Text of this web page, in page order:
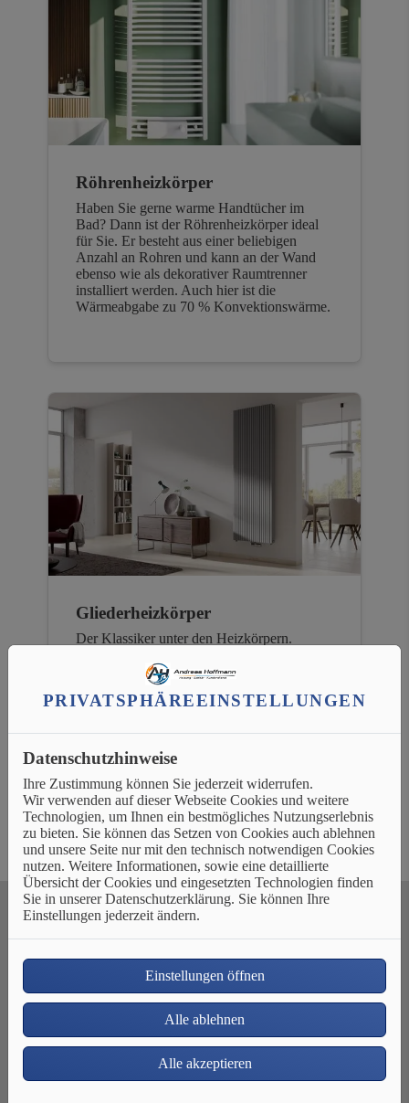
Röhrenheizkörper
Haben Sie gerne warme Handtücher im
Bad? Dann ist der Röhrenheizkörper ideal
für Sie. Er besteht aus einer beliebigen
Anzahl an Rohren und kann an der Wand
ebenso wie als dekorativer Raumtrenner
installiert werden. Auch hier ist die
Wärmeabgabe zu 70 % Konvektionswärme.
Gliederheizkörper
Der Klassiker unter den Heizkörpern.
aus einer beliebigen Anzahl genormter
Glieder. Diese Heizkörper können optimal
auf individuelle Anforderungen angepasst
70 % Konvektionswärme ab.
UNSER ANGEBOT FÜR SIE
PRIVATSPHÄRE­EINSTELLUNGEN
Datenschutzhinweise
Ihre Zustimmung können Sie jederzeit widerrufen.
Wir verwenden auf dieser Webseite Cookies und weitere
Technologien, um Ihnen ein bestmögliches Nutzungserlebnis
zu bieten. Sie können das Setzen von Cookies auch ablehnen
und unsere Seite nur mit den technisch notwendigen Cookies
nutzen. Weitere Informationen, sowie eine detaillierte
Übersicht der Cookies und eingesetzten Technologien finden
Sie in unserer Datenschutzerklärung. Sie können Ihre
Einstellungen jederzeit ändern.
Einstellungen öffnen
Alle ablehnen
Alle akzeptieren